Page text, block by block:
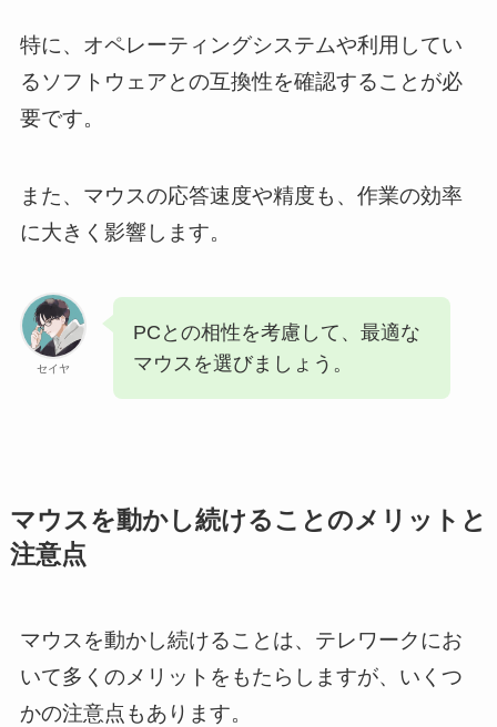
特に、オペレーティングシステムや利用してい
るソフトウェアとの互換性を確認することが必
要です。
また、マウスの応答速度や精度も、作業の効率
に大きく影響します。
セイヤ
PCとの相性を考慮して、最適な
マウスを選びましょう。
マウスを動かし続けることのメリットと
注意点
マウスを動かし続けることは、テレワークにお
いて多くのメリットをもたらしますが、いくつ
かの注意点もあります。